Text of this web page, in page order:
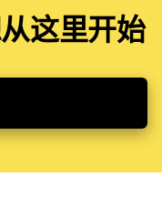
这里开始